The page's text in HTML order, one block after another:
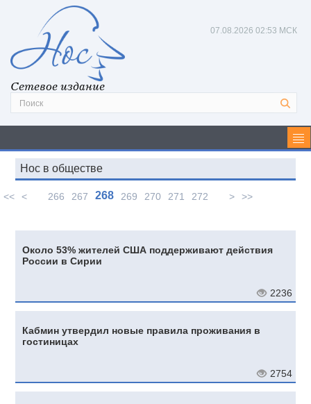
Сетевое издание
07.08.2026 02:53 МСК
Нос в обществе
<< < 266 267 268 269 270 271 272 > >>
Около 53% жителей США поддерживают действия
России в Сирии
2236
Кабмин утвердил новые правила проживания в
гостиницах
2754